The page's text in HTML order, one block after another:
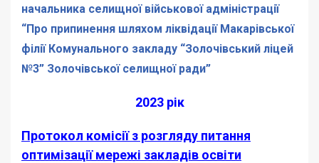
начальника селищної військової адміністрації
“Про припинення шляхом ліквідації Макарівської
філії Комунального закладу “Золочівський ліцей
№3” Золочівської селищної ради”
2023 рік
Протокол комісії з розгляду питання
оптимізації мережі закладів освіти